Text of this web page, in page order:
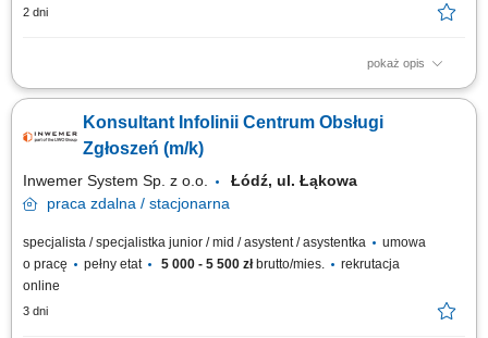
2 dni
pokaż opis
wykonywanie połączeń telefonicznych do klientów; aktywna sprzedaż
zachęcanie klientów do zakupu; informowanie klientów o programie,
terminach, lokalizacjach i dostępnych opcjach; doradzanie klientom i
Konsultant Infolinii Centrum Obsługi
Zgłoszeń (m/k)
Inwemer System Sp. z o.o.
Łódź, ul. Łąkowa
praca zdalna / stacjonarna
specjalista / specjalistka junior / mid / asystent / asystentka
umowa
o pracę
pełny etat 5 000 - 5 500 złbrutto/mies.
rekrutacja
online
3 dni